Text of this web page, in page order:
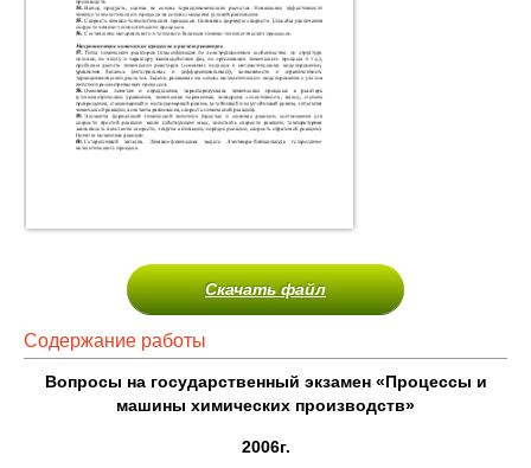
Скачать файл
Содержание работы
Вопросы на государственный экзамен «Процессы и
машины химических производств»
2006г.